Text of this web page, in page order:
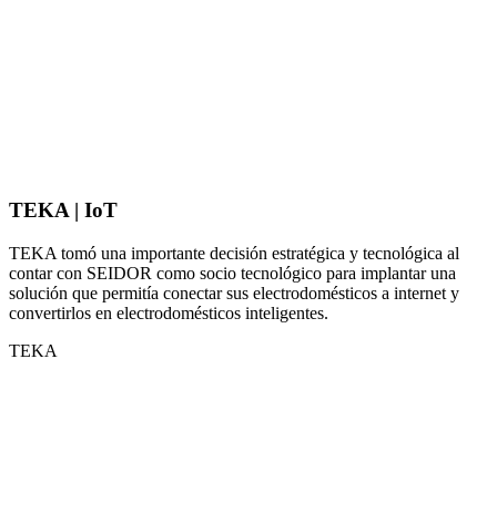
TEKA | IoT
TEKA tomó una importante decisión estratégica y tecnológica al
contar con SEIDOR como socio tecnológico para implantar una
solución que permitía conectar sus electrodomésticos a internet y
convertirlos en electrodomésticos inteligentes.
TEKA